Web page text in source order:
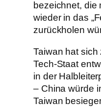
bezeichnet, die
wieder in das
zurückholen
Taiwan hat
Tech-Staat
in der
– China würde
Taiwan